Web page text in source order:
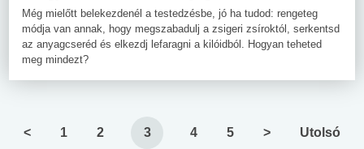
Még mielőtt belekezdenél a testedzésbe, jó ha tudod: rengeteg
módja van annak, hogy megszabadulj a zsigeri zsíroktól, serkentsd
az anyagcseréd és elkezdj lefaragni a kilóidból. Hogyan teheted
meg mindezt?
< 1 2 3 4 5 > Utolsó